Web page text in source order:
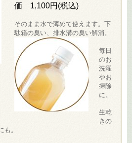
価 1,100円(税込)
そのまま水で薄めて使えます。下
駄箱の臭い、排水溝の臭い解消。
毎日
のお
洗濯
やお
掃除
に。
生乾
きの
も。